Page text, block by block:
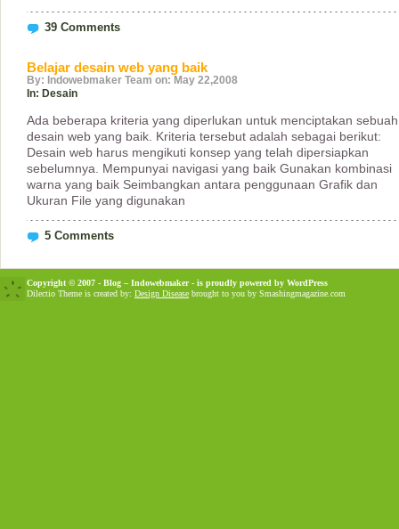
39 Comments
Belajar desain web yang baik
By: Indowebmaker Team on: May 22,2008
In: Desain
Ada beberapa kriteria yang diperlukan untuk menciptakan sebuah
desain web yang baik. Kriteria tersebut adalah sebagai berikut:
Desain web harus mengikuti konsep yang telah dipersiapkan
sebelumnya. Mempunyai navigasi yang baik Gunakan kombinasi
warna yang baik Seimbangkan antara penggunaan Grafik dan
Ukuran File yang digunakan
5 Comments
Copyright © 2007 - Blog – Indowebmaker - is proudly powered by WordPress
Dilectio Theme is created by: Design Disease brought to you by Smashingmagazine.com